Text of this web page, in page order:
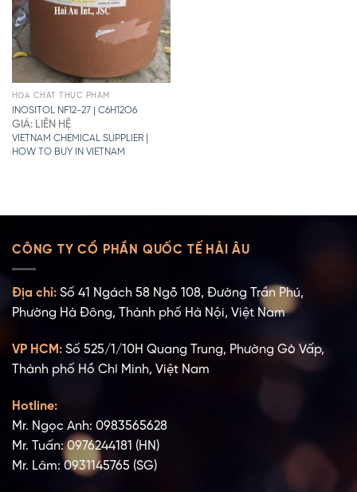
HÓA CHẤT THỰC PHẨM
INOSITOL NF12-27 | C6H12O6
GIÁ: LIÊN HỆ
VIETNAM CHEMICAL SUPPLIER|
HOW TO BUY IN VIETNAM
CÔNG TY CỔ PHẦN QUỐC TẾ HẢI ÂU
Địa chỉ: Số 41 Ngách 58 Ngõ 108, Đường Trần Phú,
Phường Hà Đông, Thành phố Hà Nội, Việt Nam
VP HCM: Số 525/1/10H Quang Trung, Phường Gò Vấp,
Thành phố Hồ Chí Minh, Việt Nam
Hotline:
Mr. Ngọc Anh: 0983565628
Mr. Tuấn: 0976244181 (HN)
Mr. Lâm: 0931145765 (SG)